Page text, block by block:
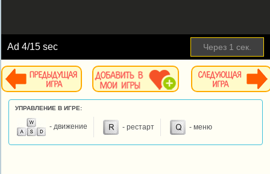
Ad4/15 sec Через 1 сек.
УПРАВЛЕНИЕ В ИГРЕ:
- движение - рестарт - меню